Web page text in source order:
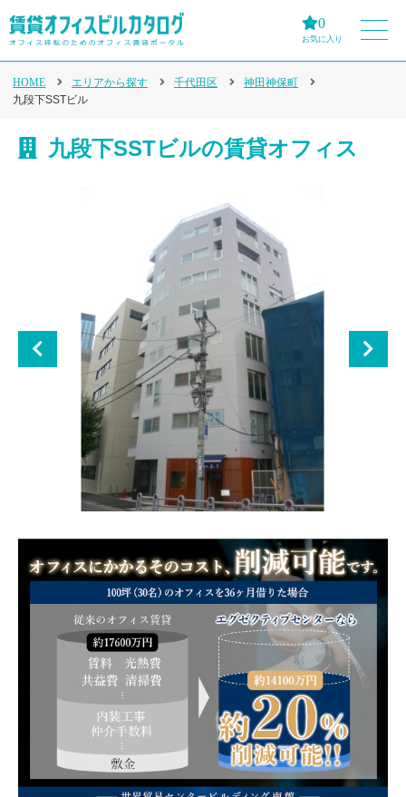
0
お気に入り
HOME エリアから探す 千代田区
神田神保町
九段下SSTビル
九段下SSTビルの賃貸オフィス